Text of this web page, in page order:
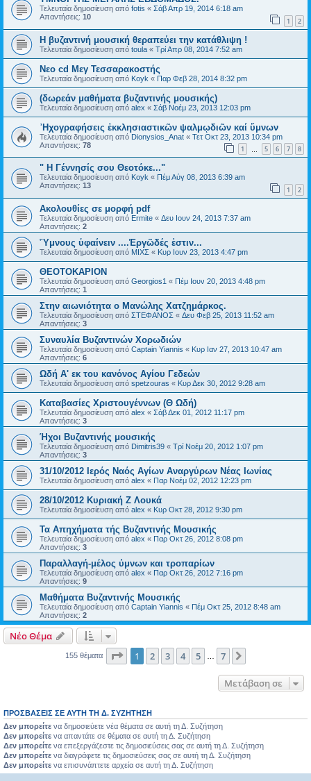
Τελευταία δημοσίευση από fotis « Σάβ Απρ 19, 2014 6:18 am
Απαντήσεις: 10 1 2
Η βυζαντινή μουσική θεραπεύει την κατάθλιψη !
Τελευταία δημοσίευση από toula « Τρί Απρ 08, 2014 7:52 am
Νεο cd Μεγ Τεσσαρακοστής
Τελευταία δημοσίευση από Koyk « Παρ Φεβ 28, 2014 8:32 pm
(δωρεάν μαθήματα βυζαντινής μουσικής)
Τελευταία δημοσίευση από alex « Σάβ Νοέμ 23, 2013 12:03 pm
᾿Ηχογραφήσεις ἐκκλησιαστικῶν ψαλμῳδιῶν καί ὕμνων
Τελευταία δημοσίευση από Dionysios_Anat « Τετ Οκτ 23, 2013 10:34 pm
Απαντήσεις: 78 1 5 6 7 8
" Η Γέννησίς σου Θεοτόκε..."
Τελευταία δημοσίευση από Koyk « Πέμ Αύγ 08, 2013 6:39 am
Απαντήσεις: 13 1 2
Ακολουθίες σε μορφή pdf
Τελευταία δημοσίευση από Ermite « Δευ Ιουν 24, 2013 7:37 am
Απαντήσεις: 2
Ὕμνους ὑφαίνειν ....Ἐργῶδές ἐστιν...
Τελευταία δημοσίευση από ΜΙΧΣ « Κυρ Ιουν 23, 2013 4:47 pm
ΘΕΟΤΟΚΑΡΙΟΝ
Τελευταία δημοσίευση από Georgios1 « Πέμ Ιουν 20, 2013 4:48 pm
Απαντήσεις: 1
Στην αιωνιότητα ο Μανώλης Χατζημάρκος.
Τελευταία δημοσίευση από ΣΤΕΦΑΝΟΣ « Δευ Φεβ 25, 2013 11:52 am
Απαντήσεις: 3
Συναυλία Βυζαντινών Χορωδιών
Τελευταία δημοσίευση από Captain Yiannis « Κυρ Ιαν 27, 2013 10:47 am
Απαντήσεις: 6
Ωδή Α' εκ του κανόνος Αγίου Γεδεών
Τελευταία δημοσίευση από spetzouras « Κυρ Δεκ 30, 2012 9:28 am
Καταβασίες Χριστουγέννων (Θ Ωδή)
Τελευταία δημοσίευση από alex « Σάβ Δεκ 01, 2012 11:17 pm
Απαντήσεις: 3
Ήχοι Βυζαντινής μουσικής
Τελευταία δημοσίευση από Dimitris39 « Τρί Νοέμ 20, 2012 1:07 pm
Απαντήσεις: 3
31/10/2012 Iερός Nαός Aγίων Αναργύρων Νέας Ιωνίας
Τελευταία δημοσίευση από alex « Παρ Νοέμ 02, 2012 12:23 pm
28/10/2012 Κυριακή Z Λουκά
Τελευταία δημοσίευση από alex « Κυρ Οκτ 28, 2012 9:30 pm
Τα Απηχήματα τής Βυζαντινής Μουσικής
Τελευταία δημοσίευση από alex « Παρ Οκτ 26, 2012 8:08 pm
Απαντήσεις: 3
Παραλλαγή-μέλος ύμνων και τροπαρίων
Τελευταία δημοσίευση από alex « Παρ Οκτ 26, 2012 7:16 pm
Απαντήσεις: 9
Μαθήματα Βυζαντινής Μουσικής
Τελευταία δημοσίευση από Captain Yiannis « Πέμ Οκτ 25, 2012 8:48 am
Απαντήσεις: 2
Νέο Θέμα
155 θέματα Σελίδα από7
1 2 3 4 5 7
Μετάβαση σε
ΠΡΟΣΒΆΣΕΙΣ ΣΕ ΑΥΤΉ ΤΗ Δ. ΣΥΖΉΤΗΣΗ
Δεν μπορείτε να δημοσιεύετε νέα θέματα σε αυτή τη Δ. Συζήτηση
Δεν μπορείτε να απαντάτε σε θέματα σε αυτή τη Δ. Συζήτηση
Δεν μπορείτε να επεξεργάζεστε τις δημοσιεύσεις σας σε αυτή τη Δ. Συζήτηση
Δεν μπορείτε να διαγράφετε τις δημοσιεύσεις σας σε αυτή τη Δ. Συζήτηση
Δεν μπορείτε να επισυνάπτετε αρχεία σε αυτή τη Δ. Συζήτηση